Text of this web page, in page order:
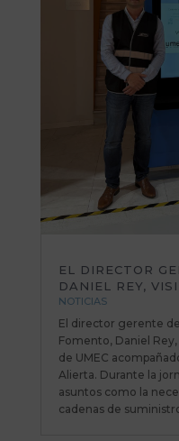
EL DIRECTOR
DANIEL REY,
NOTICIAS
El director gerente
Fomento, Daniel
de UMEC
Alierta. Durante la
asuntos como la
cadenas de